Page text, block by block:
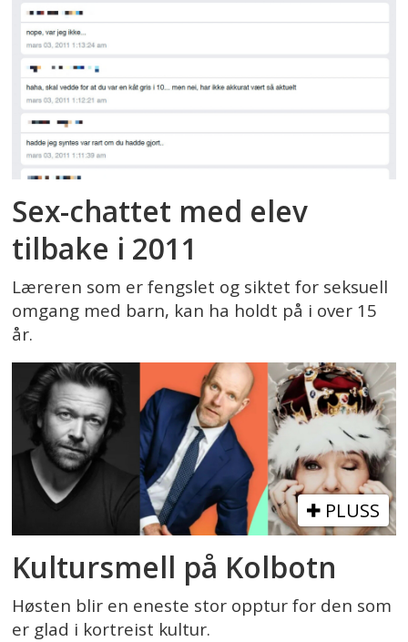
Sex-chattet med elev
tilbake i 2011
Læreren som er fengslet og siktet for seksuell
omgang med barn, kan ha holdt på i over 15
år.
PLUSS
Kultursmell på Kolbotn
Høsten blir en eneste stor opptur for den som
er glad i kortreist kultur.